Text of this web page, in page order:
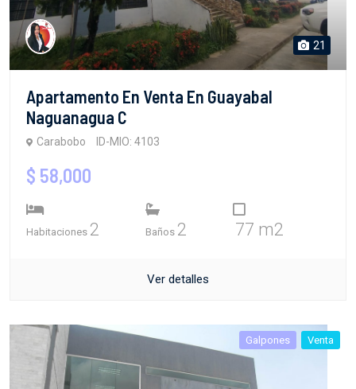
21
Apartamento En Venta En Guayabal
Naguanagua C
Carabobo ID-MIO: 4103
$ 58,000
Habitaciones 2 Baños 2 77 m2
Ver detalles
Galpones Venta